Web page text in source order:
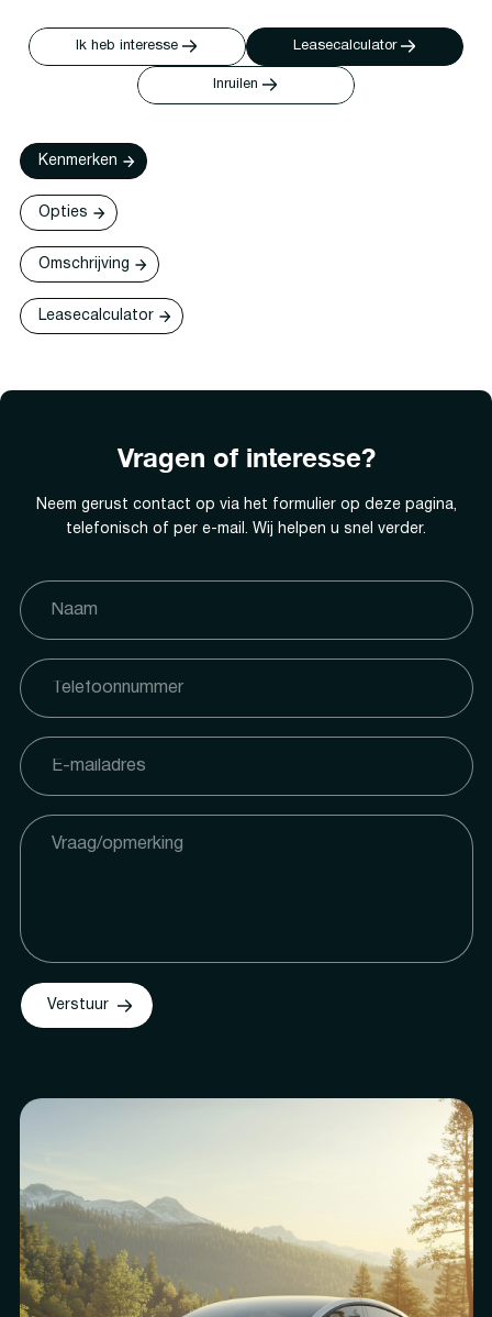
Ik heb interesse Leasecalculator
Inruilen
Kenmerken
Opties
Omschrijving
Leasecalculator
Vragen of interesse?
Neem gerust contact op via het formulier op deze pagina,
telefonisch of per e-mail. Wij helpen u snel verder.
Verstuur